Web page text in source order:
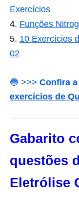
Exercícios
Funções
10 Exercícios
02
🔵 >>> Confira
exercícios de
Gabarito
questões
Eletrólise